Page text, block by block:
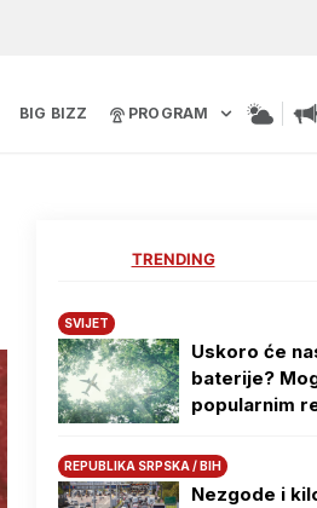
BIG BIZZ PROGRAM
TRENDING
SVIJET
Uskoro će
baterije?
popularnim
REPUBLIKA SRPSKA / BIH
Nezgode i